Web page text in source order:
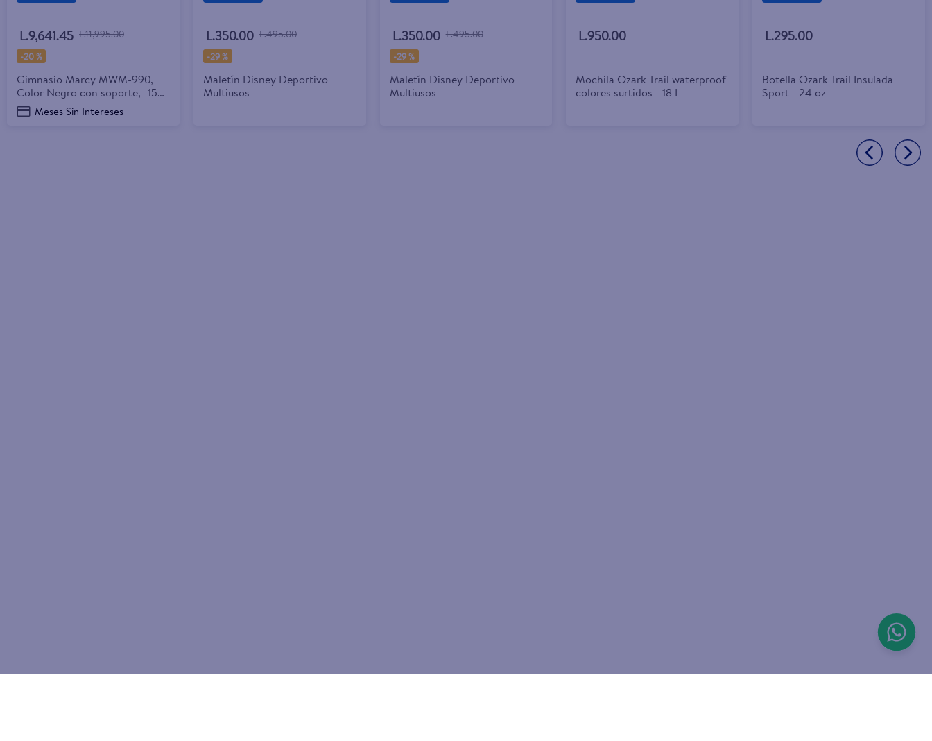
L.9,641.45 L.11,995.00
-20 %
Gimnasio Marcy MWM-990,
Color Negro con soporte, -150
Lb Meses Sin Intereses
L.350.00 L.495.00
-29 %
Maletín Disney Deportivo
Multiusos
L.350.00 L.495.00
-29 %
Maletín Disney Deportivo
Multiusos
L.950.00
Mochila Ozark Trail waterproof
colores surtidos - 18 L
L.295.00
Botella Ozark Trail Insulada
Sport - 24 oz